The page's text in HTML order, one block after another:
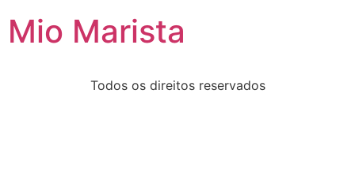
Mio Marista
Todos os direitos reservados